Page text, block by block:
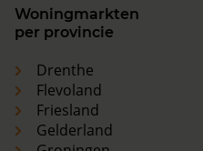
Woningmarkten
per provincie
Drenthe
Flevoland
Friesland
Gelderland